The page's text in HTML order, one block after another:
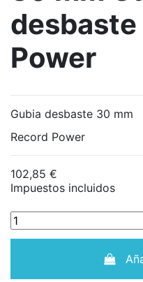
desbaste
Power
Gubia desbaste 30 mm
Record Power
102,85 €
Impuestos incluidos